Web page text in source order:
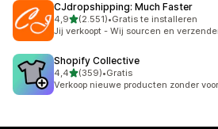
CJdropshipping: Much Faster
4,9van 5 sterren
(2.551)
2551 recensies in totaal
•Gratis te installeren
Jij verkoopt - Wij sourcen en
Shopify Collective
4,4van 5 sterren
(359)
359 recensies in totaal
•Gratis
Verkoop nieuwe producten zonder